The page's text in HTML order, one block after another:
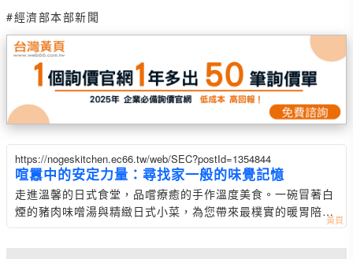
#經濟部本部新聞
https://nogeskitchen.ec66.tw/web/SEC?postId=1354844
喧囂中的安定力量：尋找家一般的味覺記憶
走進溫馨的日式食堂，品嚐療癒的手作溫度美食。一碗冒著白
煙的豬肉味噌湯與精緻日式小菜，為您帶來最樸實的暖胃陪
伴。